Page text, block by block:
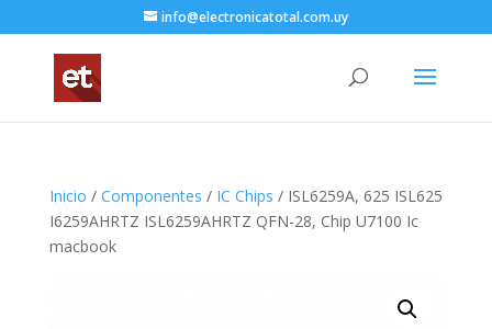
info@electronicatotal.com.uy
Inicio / Componentes / IC Chips / ISL6259A, 625 ISL625
I6259AHRTZ ISL6259AHRTZ QFN-28, Chip U7100 Ic
macbook